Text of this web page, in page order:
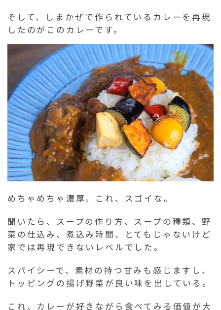
そして、しまかぜで作られているカレーを再現
したのがこのカレーです。
めちゃめちゃ濃厚。これ、スゴイな。
聞いたら、スープの作り方、スープの種類、野
菜の仕込み、煮込み時間、とてもじゃないけど
家では再現できないレベルでした。
スパイシーで、素材の持つ甘みも感じますし、
トッピングの揚げ野菜が良い味を出している。
これ、カレーが好きながら食べてみる価値が大